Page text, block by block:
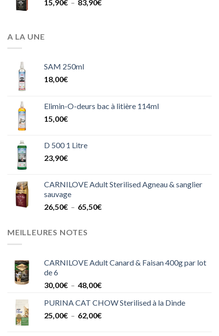
15,90€ – 83,90€
A LA UNE
SAM 250ml
18,00€
Elimin-O-deurs bac à litière 114ml
15,00€
D 500 1 Litre
23,90€
CARNILOVE Adult Sterilised Agneau & sanglier
sauvage
26,50€ – 65,50€Plage
MEILLEURES NOTES
CARNILOVE Adult Canard & Faisan 400g par lot
de 6
30,00€ – 48,00€Plage
prix :
30,00€
PURINA CAT CHOW Sterilised à la Dinde
25,00€ – 62,00€Plage